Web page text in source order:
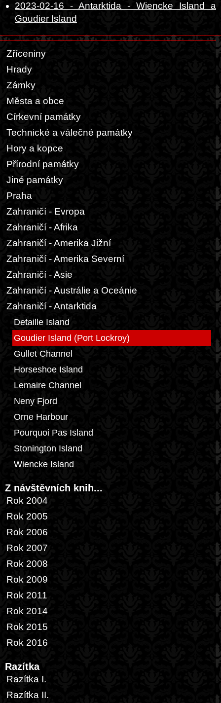
2023-02-16 - Antarktida - Wiencke Island a
Goudier Island
Zříceniny
Hrady
Zámky
Města a obce
Církevní památky
Technické a válečné památky
Hory a kopce
Přírodní památky
Jiné památky
Praha
Zahraničí - Evropa
Zahraničí - Afrika
Zahraničí - Amerika Jižní
Zahraničí - Amerika Severní
Zahraničí - Asie
Zahraničí - Austrálie a Oceánie
Zahraničí - Antarktida
Detaille Island
Goudier Island (Port Lockroy)
Gullet Channel
Horseshoe Island
Lemaire Channel
Neny Fjord
Orne Harbour
Pourquoi Pas Island
Stonington Island
Wiencke Island
Z návštěvních knih...
Rok 2004
Rok 2005
Rok 2006
Rok 2007
Rok 2008
Rok 2009
Rok 2011
Rok 2014
Rok 2015
Rok 2016
Razítka
Razítka I.
Razítka II.